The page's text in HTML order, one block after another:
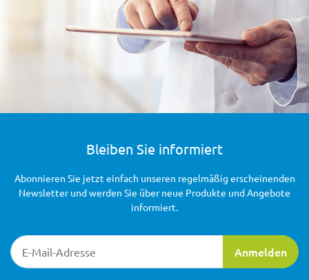
Bleiben Sie informiert
Newsletter-Registrierung
Anmelden
Abonnieren Sie jetzt einfach unseren regelmäßig erscheinenden
Newsletter und werden Sie über neue Produkte und Angebote
informiert.